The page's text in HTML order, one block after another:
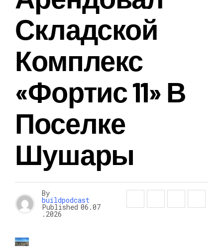
Складской
Комплекс
«Фортис 11» В
Поселке
Шушары
By
buildpodcast
Published 06.07
.2026